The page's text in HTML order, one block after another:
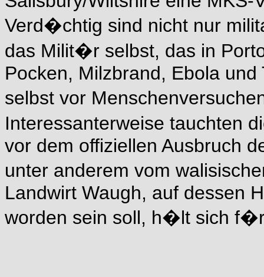
Verd�chtig sind nicht nur
das Milit�r selbst, das in
Pocken, Milzbrand, Ebola
selbst vor
Interessanterweise tauchten
vor dem offiziellen Ausbruch
unter anderem vom
Landwirt Waugh, auf dessen
worden sein soll, h�lt sich